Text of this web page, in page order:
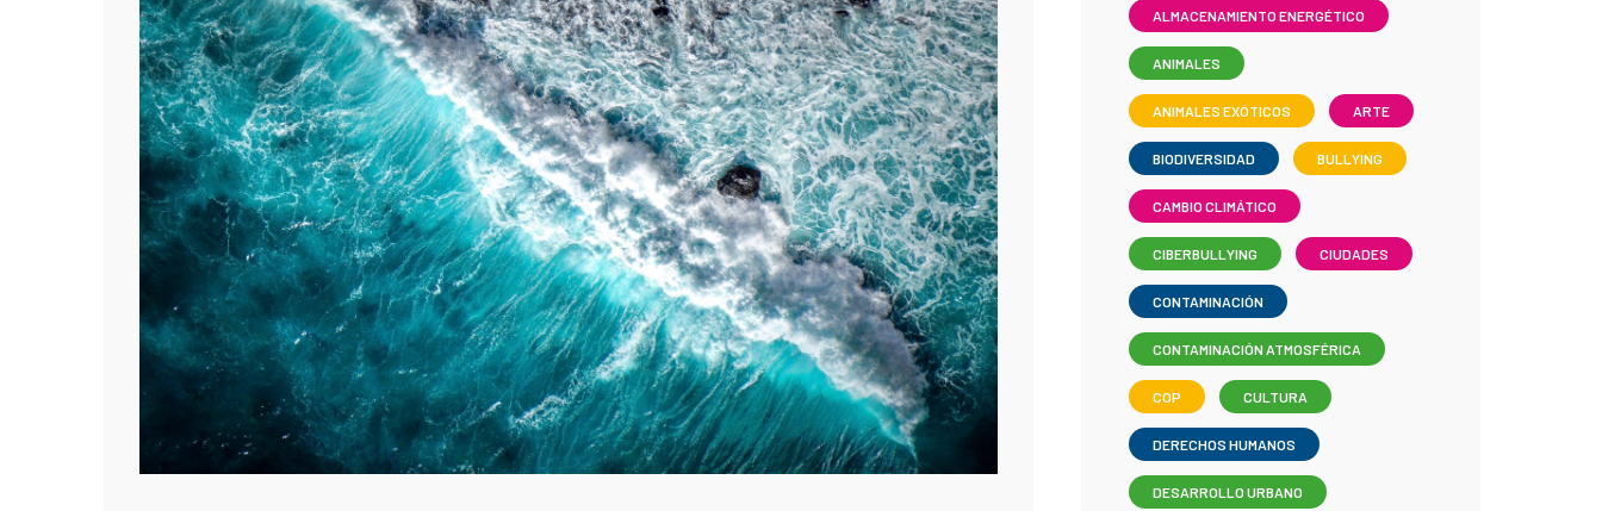
ALMACENAMIENTO ENERGÉTICO
ANIMALES
ANIMALES EXÓTICOS ARTE
BIODIVERSIDAD BULLYING
CAMBIO CLIMÁTICO
CIBERBULLYING CIUDADES
CONTAMINACIÓN
CONTAMINACIÓN ATMOSFÉRICA
COP CULTURA
DERECHOS HUMANOS
DESARROLLO URBANO